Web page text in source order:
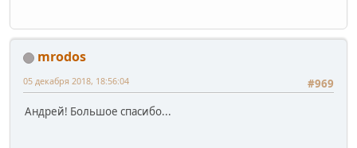
mrodos
#969
05 декабря 2018, 18:56:04
Андрей! Большое спасибо...